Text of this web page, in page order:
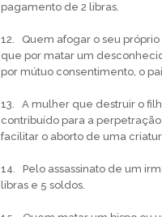
pagamento de 2 libras.
12. Quem afogar o seu próprio
que por matar um
por mútuo consentimento, o
13. A mulher que destruir o
contribuído para a
facilitar o aborto de uma
14. Pelo assassinato de um
libras e 5 soldos.